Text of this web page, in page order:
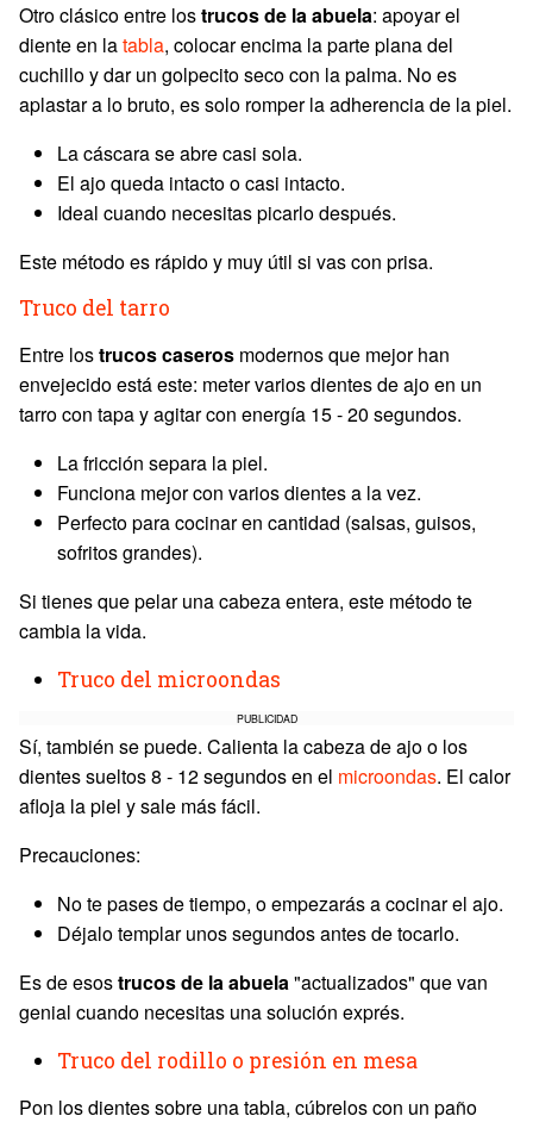
Otro clásico entre lostrucos de la abuela: apoyar el
diente en latabla, colocar encima la parte plana del
cuchillo y dar un golpecito seco con la palma. No es
aplastar a lo bruto, es solo romper la adherencia de la piel.
La cáscara se abre casi sola.
El ajo queda intacto o casi intacto.
Ideal cuando necesitas picarlo después.
Este método es rápido y muy útil si vas con prisa.
Truco del tarro
Entre lostrucos caseros modernos que mejor han
envejecido está este: meter varios dientes de ajo en un
tarro con tapa y agitar con energía 15 - 20 segundos.
La fricción separa la piel.
Funciona mejor con varios dientes a la vez.
Perfecto para cocinar en cantidad (salsas, guisos,
sofritos grandes).
Si tienes que pelar una cabeza entera, este método te
cambia la vida.
Truco del microondas
PUBLICIDAD
Sí, también se puede. Calienta la cabeza de ajo o los
dientes sueltos 8 - 12 segundos en el microondas. El calor
afloja la piel y sale más fácil.
Precauciones:
No te pases de tiempo, o empezarás a cocinar el ajo.
Déjalo templar unos segundos antes de tocarlo.
Es de esostrucos de la abuela"actualizados" que van
genial cuando necesitas una solución exprés.
Truco del rodillo o presión en mesa
Pon los dientes sobre una tabla, cúbrelos con un paño